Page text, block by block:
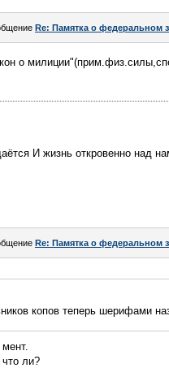
Re: Памятка о федеральном
о
И жизнь откровенно
Re: Памятка о федеральном
копов теперь шерифами
ли?